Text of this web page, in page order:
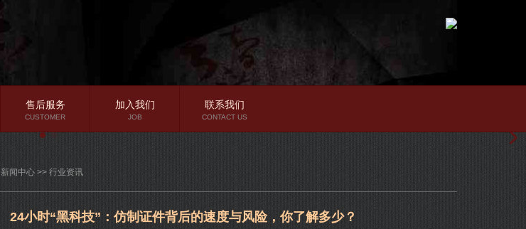
售后服务
CUSTOMER
加入我们
JOB
联系我们
CONTACT US
新闻中心 >> 行业资讯
24小时“黑科技”：仿制证件背后的速度与风险，你了解多少？